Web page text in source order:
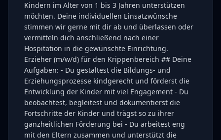
Kindern im Alter von 1 bis 3 Jahren unterstützen
möchten. Deine individuellen Einsatzwünsche
stimmen wir gerne mit dir ab und überlassen oder
vermitteln dich anschließend nach einer
Hospitation in die gewünschte Einrichtung.
Erzieher (m/w/d) für den Krippenbereich ## Deine
Aufgaben: - Du gestaltest die Bildungs- und
Erziehungsprozesse kindgerecht und förderst die
Entwicklung der Kinder mit viel Engagement - Du
beobachtest, begleitest und dokumentierst die
Fortschritte der Kinder und trägst so zu ihrer
ganzheitlichen Förderung bei - Du arbeitest eng
mit den Eltern zusammen und unterstützt die